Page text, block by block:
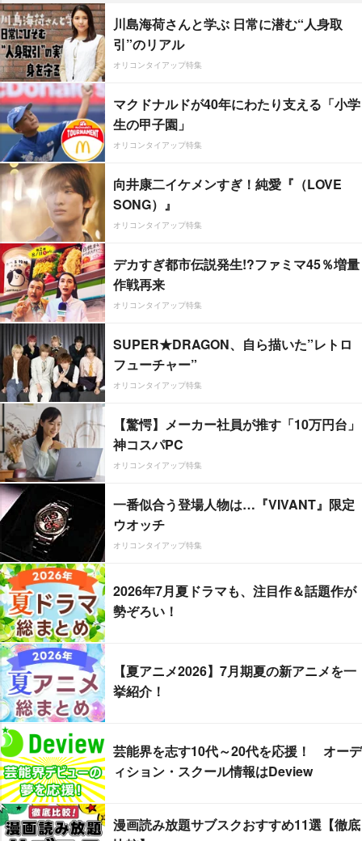
川島海荷さんと学ぶ 日常に潜む“人身取
引”のリアル
オリコンタイアップ特集
マクドナルドが40年にわたり支える「小学
生の甲子園」
オリコンタイアップ特集
向井康二イケメンすぎ！純愛『（LOVE
SONG）』
オリコンタイアップ特集
デカすぎ都市伝説発生!?ファミマ45％増量
作戦再来
オリコンタイアップ特集
SUPER★DRAGON、自ら描いた”レトロ
フューチャー”
オリコンタイアップ特集
【驚愕】メーカー社員が推す「10万円台」
神コスパPC
オリコンタイアップ特集
一番似合う登場人物は…『VIVANT』限定
ウオッチ
オリコンタイアップ特集
2026年7月夏ドラマも、注目作＆話題作が
勢ぞろい！
【夏アニメ2026】7月期夏の新アニメを一
挙紹介！
芸能界を志す10代～20代を応援！ オーデ
ィション・スクール情報はDeview
漫画読み放題サブスクおすすめ11選【徹底